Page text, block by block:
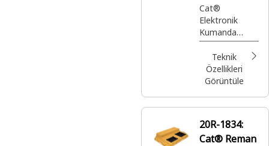
Grubu
Cat®
Elektronik
Kumanda
Grubu
Teknik
Özellikleri
Görüntüle
20R-1834:
Cat® Reman